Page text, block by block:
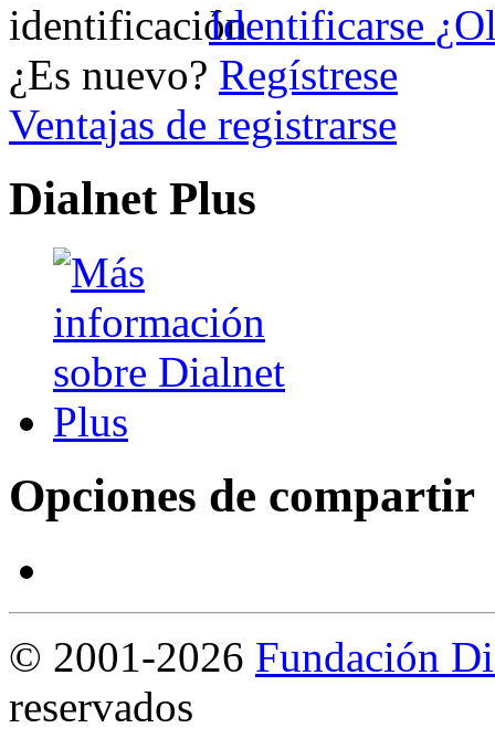
Identificarse
¿Es nuevo? Regístrese
Ventajas de registrarse
Dialnet Plus
Opciones de compartir
© 2001-2026 Fundación
reservados